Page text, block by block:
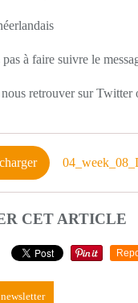
à faire suivre le
retrouver sur Twitter
CET ARTICLE